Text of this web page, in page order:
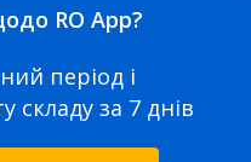
RO App?
період і
складу за 7 днів